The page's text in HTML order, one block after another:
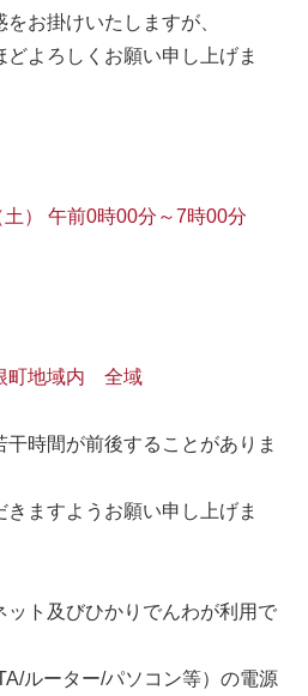
お掛けいたしますが、
よろしくお願い申し上げま
） 午前0時00分～7時00分
町地域内 全域
時間が前後することがありま
ますようお願い申し上げま
ット及びひかりでんわが利用で
ルーター/パソコン等）の電源